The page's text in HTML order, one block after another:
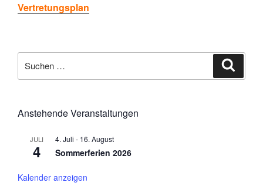
Vertretungsplan
nach:
Anstehende Veranstaltungen
JULI
4
4. Juli - 16. August
Sommerferien 2026
Kalender anzeigen